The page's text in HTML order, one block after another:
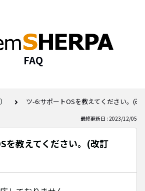
FAQ
ツ-6:サポートOSを教えてください。(改
最終更新日 : 2023/12/05
を教えてください。(改訂